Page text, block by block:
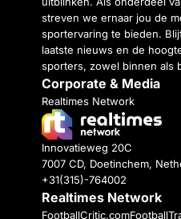
streven we ernaar jou de
sportervaring te bieden.
laatste nieuws en de
sporters, zowel binnen als
Corporate & Media
Realtimes Network
Innovatieweg 20C
7007 CD, Doetinchem,
+31(315)-764002
Realtimes Network
FootballCritic.com